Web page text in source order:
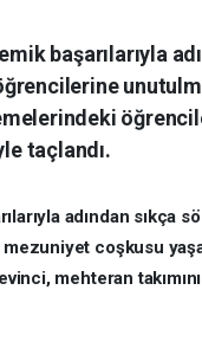
başarılarıyla
taçlandı.
adından sıkça
coşkusu
mehteran